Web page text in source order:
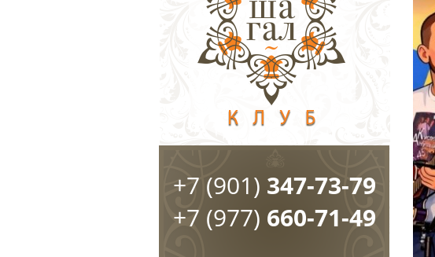
+7 (901) 347-73-79
+7 (977) 660-71-49